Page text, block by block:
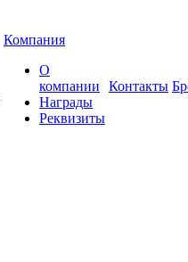
Компания
О
компании
Награды
Реквизиты
Контакты